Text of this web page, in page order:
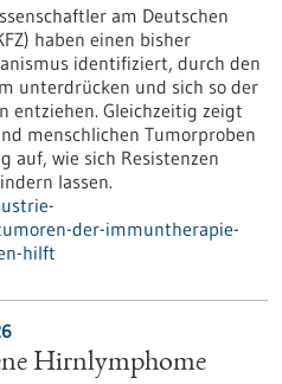
am Deutschen
haben einen bisher
identifiziert, durch den
unterdrücken und sich so der
entziehen. Gleichzeitig zeigt
menschlichen Tumorproben
auf, wie sich Resistenzen
lassen.
der-immuntherapie-
hilft
Hirnlymphome